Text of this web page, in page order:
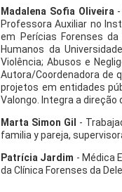
Madalena Sofia Oliveira-
Professora Auxiliar no
em Perícias Forenses
Humanos da
Violência; Abusos e
Autora/Coordenadora de
projetos em entidades
Valongo. Integra a
Marta Simon Gil
-
familia y pareja,
Patrícia Jardim - Médica
da Clínica Forenses da